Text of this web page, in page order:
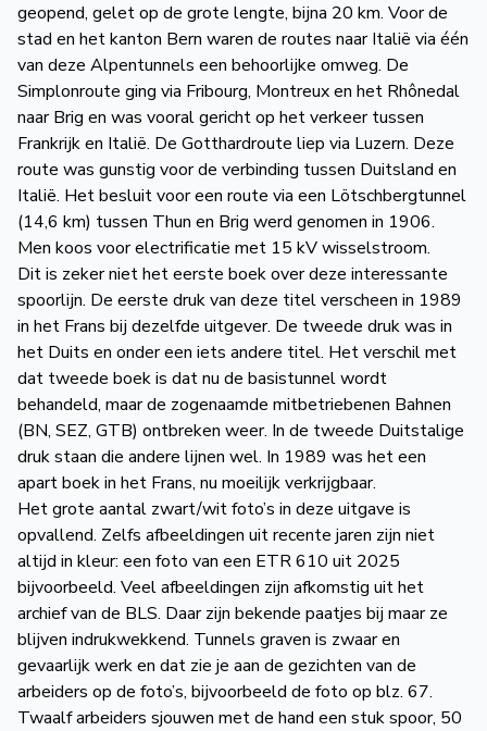
geopend, gelet op de grote lengte, bijna 20 km. Voor de
stad en het kanton Bern waren de routes naar Italië via één
van deze Alpentunnels een behoorlijke omweg. De
Simplonroute ging via Fribourg, Montreux en het Rhônedal
naar Brig en was vooral gericht op het verkeer tussen
Frankrijk en Italië. De Gotthardroute liep via Luzern. Deze
route was gunstig voor de verbinding tussen Duitsland en
Italië. Het besluit voor een route via een Lötschbergtunnel
(14,6 km) tussen Thun en Brig werd genomen in 1906.
Men koos voor electrificatie met 15 kV wisselstroom.
Dit is zeker niet het eerste boek over deze interessante
spoorlijn. De eerste druk van deze titel verscheen in 1989
in het Frans bij dezelfde uitgever. De tweede druk was in
het Duits en onder een iets andere titel. Het verschil met
dat tweede boek is dat nu de basistunnel wordt
behandeld, maar de zogenaamde mitbetriebenen Bahnen
(BN, SEZ, GTB) ontbreken weer. In de tweede Duitstalige
druk staan die andere lijnen wel. In 1989 was het een
apart boek in het Frans, nu moeilijk verkrijgbaar.
Het grote aantal zwart/wit foto’s in deze uitgave is
opvallend. Zelfs afbeeldingen uit recente jaren zijn niet
altijd in kleur: een foto van een ETR 610 uit 2025
bijvoorbeeld. Veel afbeeldingen zijn afkomstig uit het
archief van de BLS. Daar zijn bekende paatjes bij maar ze
blijven indrukwekkend. Tunnels graven is zwaar en
gevaarlijk werk en dat zie je aan de gezichten van de
arbeiders op de foto’s, bijvoorbeeld de foto op blz. 67.
Twaalf arbeiders sjouwen met de hand een stuk spoor, 50